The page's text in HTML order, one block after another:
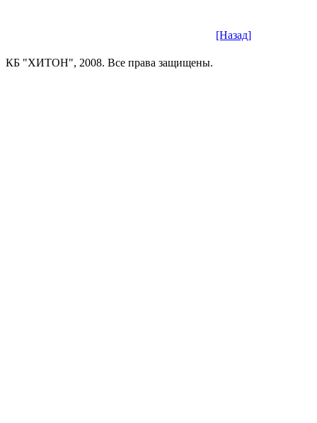
[Назад]
КБ "ХИТОН", 2008. Все права защищены.